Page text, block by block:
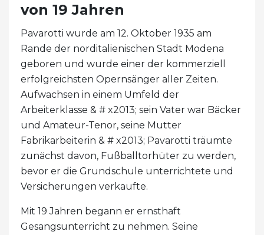
von 19 Jahren
Pavarotti wurde am 12. Oktober 1935 am
Rande der norditalienischen Stadt Modena
geboren und wurde einer der kommerziell
erfolgreichsten Opernsänger aller Zeiten.
Aufwachsen in einem Umfeld der
Arbeiterklasse & # x2013; sein Vater war Bäcker
und Amateur-Tenor, seine Mutter
Fabrikarbeiterin & # x2013; Pavarotti träumte
zunächst davon, Fußballtorhüter zu werden,
bevor er die Grundschule unterrichtete und
Versicherungen verkaufte.
Mit 19 Jahren begann er ernsthaft
Gesangsunterricht zu nehmen. Seine